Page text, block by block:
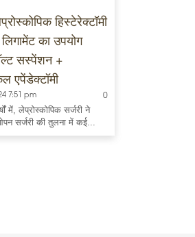
हिस्टेरेक्टॉमी
का उपयोग
सस्पेंशन +
एपेंडेक्टॉमी
7:51 pm 0
में, लेप्रोस्कोपिक सर्जरी ने
सर्जरी की तुलना में कई...